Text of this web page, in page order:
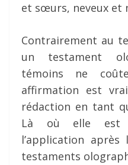
et sœurs, neveux et
Contrairement au
un testament
témoins ne
affirmation est
rédaction en tant
Là où elle est
l’application
testaments